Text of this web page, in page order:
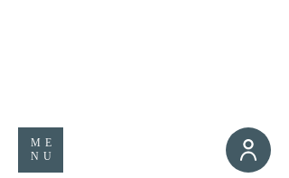
ME
NU